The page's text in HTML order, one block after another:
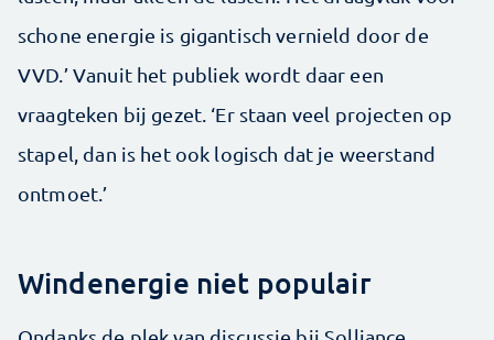
schone energie is gigantisch vernield door de
VVD.’ Vanuit het publiek wordt daar een
vraagteken bij gezet. ‘Er staan veel projecten op
stapel, dan is het ook logisch dat je weerstand
ontmoet.’
Windenergie niet populair